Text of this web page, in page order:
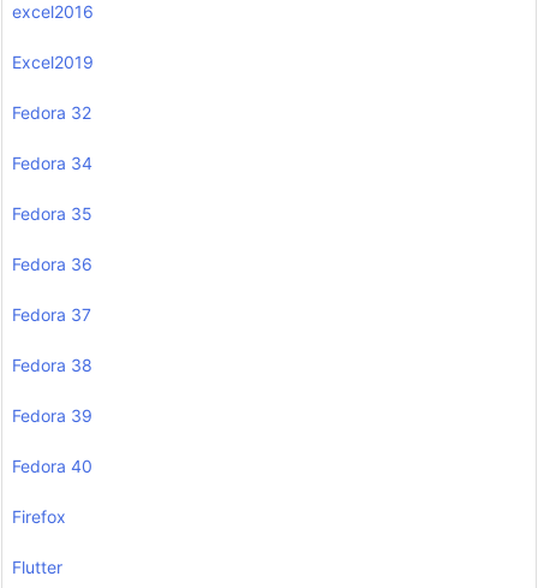
excel2016
Excel2019
Fedora 32
Fedora 34
Fedora 35
Fedora 36
Fedora 37
Fedora 38
Fedora 39
Fedora 40
Firefox
Flutter